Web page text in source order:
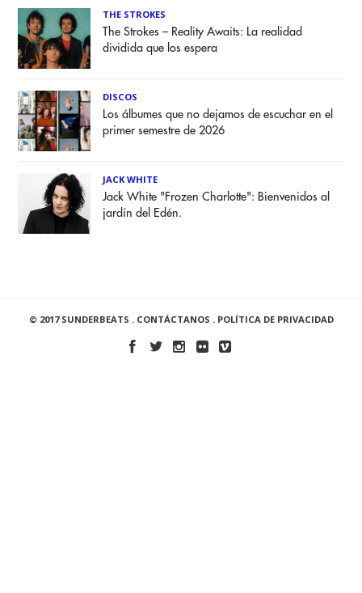
THE STROKES
The Strokes – Reality Awaits: La realidad
dividida que los espera
DISCOS
Los álbumes que no dejamos de escuchar en el
primer semestre de 2026
JACK WHITE
Jack White "Frozen Charlotte": Bienvenidos al
jardín del Edén.
© 2017 SUNDERBEATS . CONTÁCTANOS . POLÍTICA DE PRIVACIDAD